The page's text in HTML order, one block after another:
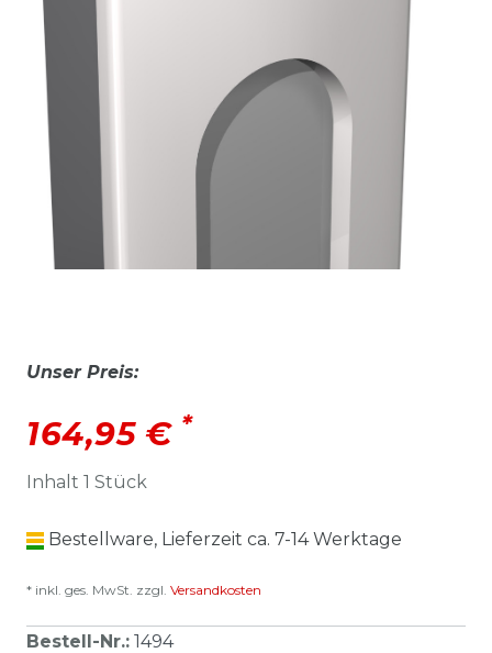
Unser Preis:
164,95 € *
Inhalt 1 Stück
Bestellware, Lieferzeit ca. 7-14 Werktage
* inkl. ges. MwSt. zzgl. Versandkosten
Bestell-Nr.: 1494